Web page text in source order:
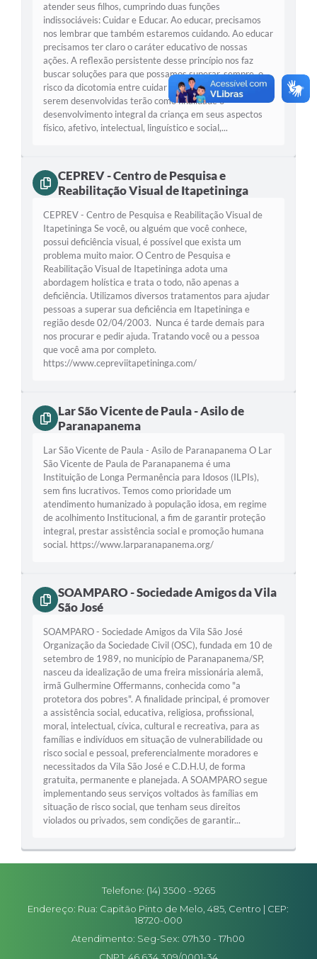
atender seus filhos, cumprindo duas funções
indissociáveis: Cuidar e Educar. Ao educar, precisamos
nos lembrar que também estaremos cuidando. Ao educar
precisamos ter claro o caráter educativo de nossas
ações. A reflexão persistente desse princípio nos faz
buscar soluções para que possamos superar, sempre, o
risco da dicotomia entre cuidar e educar. As atividades a
serem desenvolvidas terão como finalidade o
desenvolvimento integral da criança em seus aspectos
físico, afetivo, intelectual, linguístico e social,...
CEPREV - Centro de Pesquisa e
Reabilitação Visual de Itapetininga
CEPREV - Centro de Pesquisa e Reabilitação Visual de
Itapetininga Se você, ou alguém que você conhece,
possui deficiência visual, é possível que exista um
problema muito maior. O Centro de Pesquisa e
Reabilitação Visual de Itapetininga adota uma
abordagem holística e trata o todo, não apenas a
deficiência. Utilizamos diversos tratamentos para ajudar
pessoas a superar sua deficiência em Itapetininga e
região desde 02/04/2003. Nunca é tarde demais para
nos procurar e pedir ajuda. Tratando você ou a pessoa
que você ama por completo.
https://www.cepreviitapetininga.com/
Lar São Vicente de Paula - Asilo de
Paranapanema
Lar São Vicente de Paula - Asilo de Paranapanema O Lar
São Vicente de Paula de Paranapanema é uma
Instituição de Longa Permanência para Idosos (ILPIs),
sem fins lucrativos. Temos como prioridade um
atendimento humanizado à população idosa, em regime
de acolhimento Institucional, a fim de garantir proteção
integral, prestar assistência social e promoção humana
social. https://www.larparanapanema.org/
SOAMPARO - Sociedade Amigos da Vila
São José
SOAMPARO - Sociedade Amigos da Vila São José
Organização da Sociedade Civil (OSC), fundada em 10 de
setembro de 1989, no município de Paranapanema/SP,
nasceu da idealização de uma freira missionária alemã,
irmã Gulhermine Offermanns, conhecida como "a
protetora dos pobres". A finalidade principal, é promover
a assistência social, educativa, religiosa, profissional,
moral, intelectual, cívica, cultural e recreativa, para as
famílias e indivíduos em situação de vulnerabilidade ou
risco social e pessoal, preferencialmente moradores e
necessitados da Vila São José e C.D.H.U, de forma
gratuita, permanente e planejada. A SOAMPARO segue
implementando seus serviços voltados às famílias em
situação de risco social, que tenham seus direitos
violados ou privados, sem condições de garantir...
Telefone: (14) 3500 - 9265
Endereço: Rua: Capitão Pinto de Melo, 485, Centro | CEP:
18720-000
Atendimento: Seg-Sex: 07h30 - 17h00